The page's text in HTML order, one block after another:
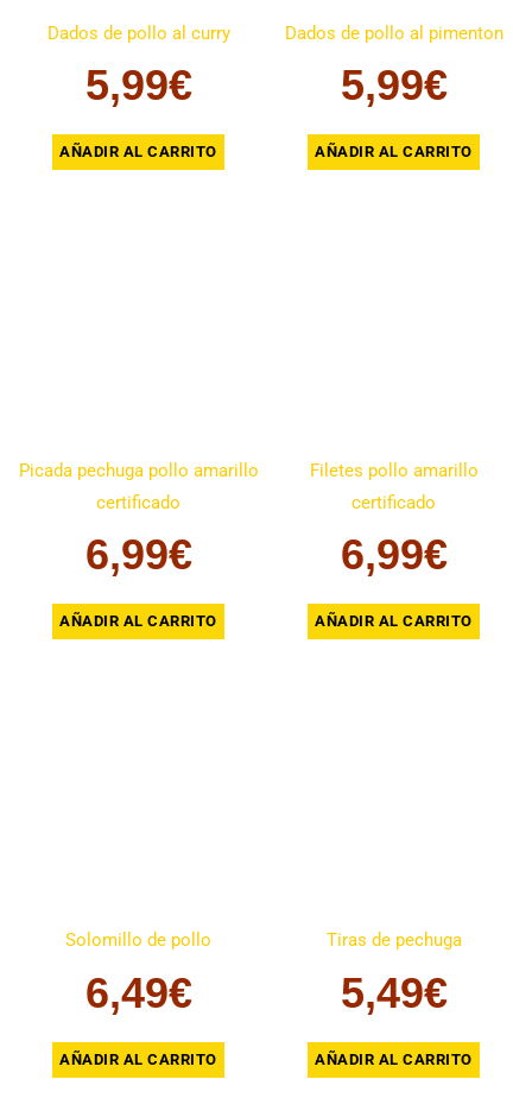
Dados de pollo al curry
5,99€
AÑADIR AL CARRITO
Dados de pollo al pimenton
5,99€
AÑADIR AL CARRITO
Picada pechuga pollo amarillo
certificado
6,99€
AÑADIR AL CARRITO
Filetes pollo amarillo
certificado
6,99€
AÑADIR AL CARRITO
Solomillo de pollo
6,49€
AÑADIR AL CARRITO
Tiras de pechuga
5,49€
AÑADIR AL CARRITO